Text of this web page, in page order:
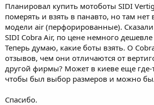
Планировал купить мотоботы SIDI
померять и взять в панавто, но там
модели air (перфорированные). Сказали
SIDI Cobra Air, по цене немного
Теперь думаю, какие боты взять. О
отзывов, чем они отличаются от
другой фирмы? Может в киеве еще где-
чтобы был выбор размеров и можно
Спасибо.